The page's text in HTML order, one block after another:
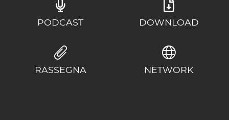
PODCAST DOWNLOAD
RASSEGNA NETWORK